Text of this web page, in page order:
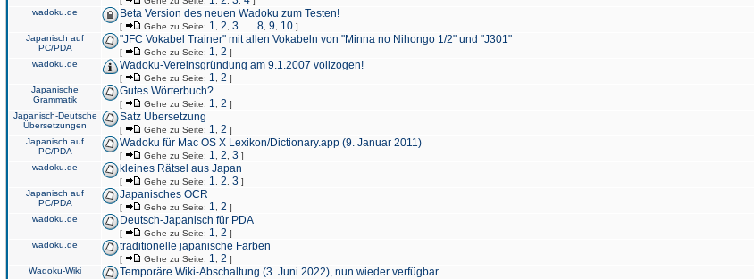
wadoku.de Beta Version des neuen Wadoku zum Testen!
[ Gehe zu Seite: 1 2 3 8 9 10 ]
Japanisch auf
PC/PDA
"JFC Vokabel Trainer" mit allen Vokabeln von "Minna no Nihongo 1/2" und "J301"
[ Gehe zu Seite: 1 2 ]
wadoku.de Wadoku-Vereinsgründung am 9.1.2007 vollzogen!
[ Gehe zu Seite: 1 2 ]
Japanische
Grammatik
Gutes Wörterbuch?
[ Gehe zu Seite: 1 2 ]
Japanisch-Deutsche
Übersetzungen
Satz Übersetzung
[ Gehe zu Seite: 1 2 ]
Japanisch auf
PC/PDA
Wadoku für Mac OS X Lexikon/Dictionary.app (9. Januar 2011)
[ Gehe zu Seite: 1 2 3 ]
wadoku.de kleines Rätsel aus Japan
[ Gehe zu Seite: 1 2 3 ]
Japanisch auf
PC/PDA
Japanisches OCR
[ Gehe zu Seite: 1 2 ]
wadoku.de Deutsch-Japanisch für PDA
[ Gehe zu Seite: 1 2 ]
wadoku.de traditionelle japanische Farben
[ Gehe zu Seite: 1 2 ]
Wadoku-Wiki Temporäre Wiki-Abschaltung (3. Juni 2022), nun wieder verfügbar